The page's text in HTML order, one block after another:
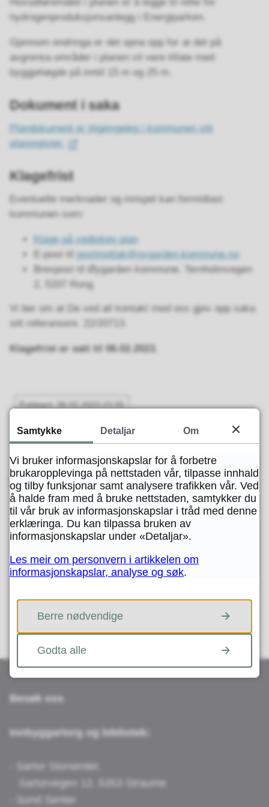
hydrogenproduksjonsanlegg i Energiparken.
Gjennom endringa er det opna opp for at det på
avgrensa områder i planen vil vere tillate med
byggjehøgde på inntil 15 m og 25 m.
Dokument i saka
Plandokument er tilgjengeleg i kommunen sitt
planregister.
Klagefrist
Eventuelle merknader og innspel kan formidlast
kommunen som:
Klage på vedteken plan
E-post til postmottak@oygarden.kommune.no
Brevpost til Øygarden kommune, Ternholmvegen
2, 5337 Rong
Vi ber om at De ved all kontakt med oss gjev opp saka
sitt referansenr. 22/20713.
Klagefrist er satt til 06.02.2023.
Publisert 06.02.2023 23.55
Skriv utDel på Facebook
Del på Twitter
Del på LinkedIn
Tips en venn
Fann du det du leita etter?
JA NEI
Besøk oss
Innbyggartorg og bibliotek:
- Sartor Storsenter,
Sartorvegen 12, 5353 Straume
- Sund Senter
Samtykke Detaljar Om
Vi bruker informasjonskapslar for å forbetre
brukaropplevinga på nettstaden vår, tilpasse innhald
og tilby funksjonar samt analysere trafikken vår. Ved
å halde fram med å bruke nettstaden, samtykker du
til vår bruk av informasjonskapslar i tråd med denne
erklæringa. Du kan tilpassa bruken av
informasjonskapslar under «Detaljar».
Les meir om personvern i artikkelen om
informasjonskapslar, analyse og søk.
Berre nødvendige
Godta alle